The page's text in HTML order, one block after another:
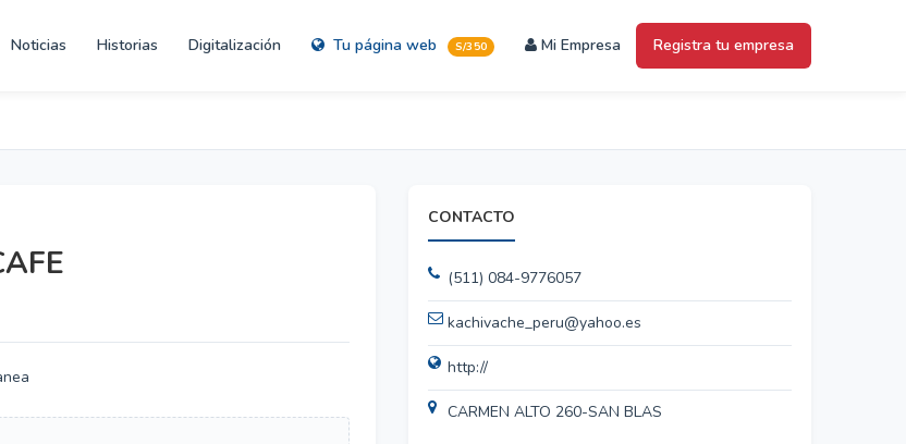
Noticias Historias Digitalización Tu página web S/350 Mi Empresa Registra tu empresa
CONTACTO
(511) 084-9776057
kachivache_peru@yahoo.es
http://
CARMEN ALTO 260-SAN BLAS